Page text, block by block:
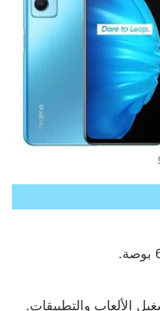
الألعاب والتطبيقات.